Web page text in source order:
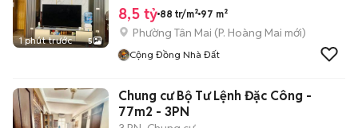
1 phút trước 5
8,5 tỷ 88 tr/m² 97 m²
Phường Tân Mai (P. Hoàng Mai mới)
Cộng Đồng Nhà Đất
Chung cư Bộ Tư Lệnh Đặc Công -
77m2 - 3PN